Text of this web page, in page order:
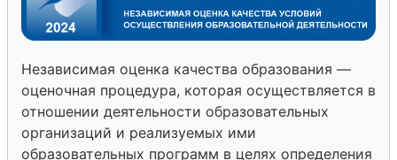
Независимая оценка качества образования —
оценочная процедура, которая осуществляется в
отношении деятельности образовательных
организаций и реализуемых ими
образовательных программ в целях определения